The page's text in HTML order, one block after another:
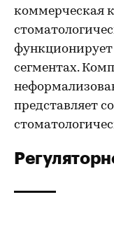
коммерческая
функционирует
сегментах.
представляет